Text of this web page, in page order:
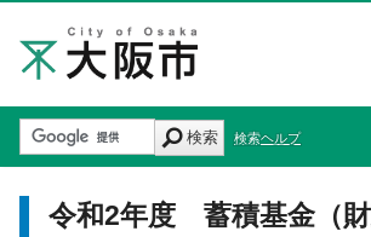
検索 検索ヘルプ
令和2年度 蓄積基金（財